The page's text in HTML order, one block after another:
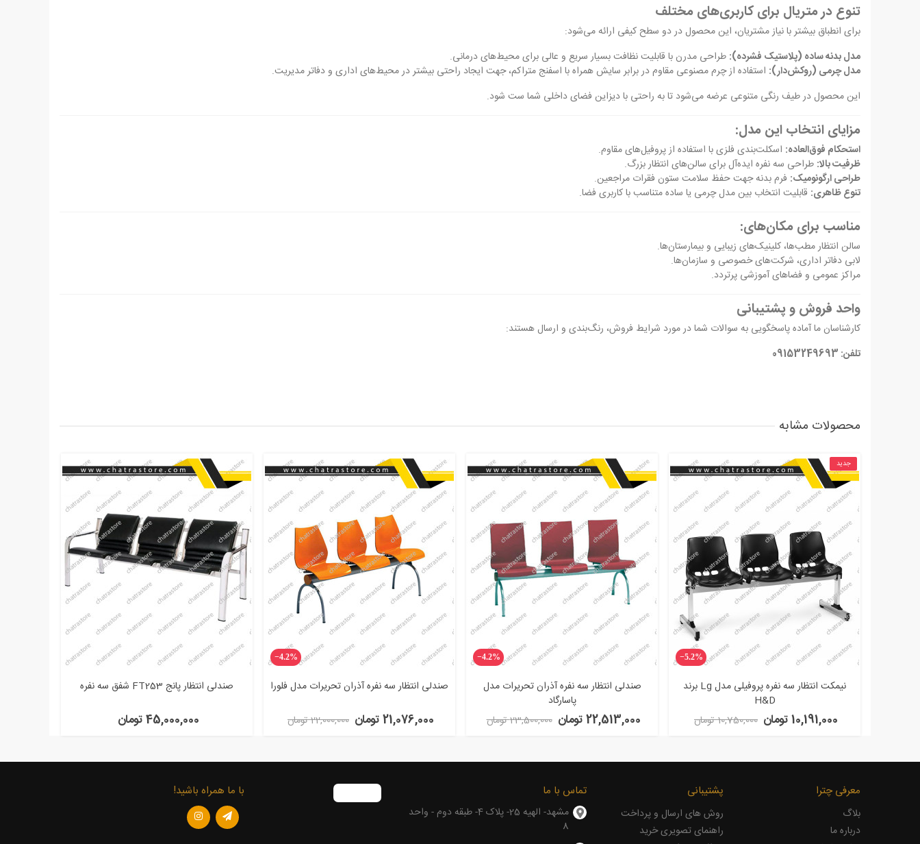
تنوع در متریال برای کاربری‌های مختلف
برای انطباق بیشتر با نیاز مشتریان، این محصول در دو سطح کیفی ارائه می‌شود:
مدل بدنه ساده (پلاستیک فشرده): طراحی مدرن با قابلیت نظافت بسیار سریع و عالی برای محیط‌های درمانی.
مدل چرمی (روکش‌دار): استفاده از چرم مصنوعی مقاوم در برابر سایش همراه با اسفنج متراکم، جهت ایجاد راحتی بیشتر در محیط‌های اداری و دفاتر مدیریت.
این محصول در طیف رنگی متنوعی عرضه می‌شود تا به راحتی با دیزاین فضای داخلی شما ست شود.
مزایای انتخاب این مدل:
استحکام فوق‌العاده: اسکلت‌بندی فلزی با استفاده از پروفیل‌های مقاوم.
ظرفیت بالا: طراحی سه نفره ایده‌آل برای سالن‌های انتظار بزرگ.
طراحی ارگونومیک: فرم بدنه جهت حفظ سلامت ستون فقرات مراجعین.
تنوع ظاهری: قابلیت انتخاب بین مدل چرمی یا ساده متناسب با کاربری فضا.
مناسب برای مکان‌های:
سالن انتظار مطب‌ها، کلینیک‌های زیبایی و بیمارستان‌ها.
لابی دفاتر اداری، شرکت‌های خصوصی و سازمان‌ها.
مراکز عمومی و فضاهای آموزشی پرتردد.
واحد فروش و پشتیبانی
کارشناسان ما آماده پاسخگویی به سوالات شما در مورد شرایط فروش، رنگ‌بندی و ارسال هستند:
تلفن: 09153249693
محصولات مشابه
جدید
‎−5.2%
نیمکت انتظار سه نفره پروفیلی مدل Lg برند
H&D
10,191,000 تومان 10,750,000 تومان
‎−4.2%
صندلی انتظار سه نفره آذران تحریرات مدل
پاسارگاد
22,513,000 تومان 23,500,000 تومان
‎−4.2%
صندلی انتظار سه نفره آذران تحریرات مدل فلورا
21,076,000 تومان 22,000,000 تومان
صندلی انتظار پانج FT253 شفق سه نفره
45,000,000 تومان
معرفی چترا
بلاگ
درباره ما
پشتیبانی
روش های ارسال و پرداخت
راهنمای تصویری خرید
تماس با ما
مشهد- الهیه 25- پلاک 4- طبقه دوم - واحد
8
با ما همراه باشید!